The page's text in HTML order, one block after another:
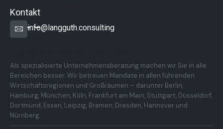
Kontakt
info@langguth.consulting
Als spezialisierte Unternehmensberatung machen wir Sie in alle
Bereichen besser. Wir betreuen Mandate in allen führenden
Wirtschaftsregionen und Großräumen – darunter Berlin,
Hamburg, München, Köln, Frankfurt am Main, Stuttgart, Düsseldorf,
Dortmund, Essen, Leipzig, Bremen, Dresden, Hannover und
Nürnberg.